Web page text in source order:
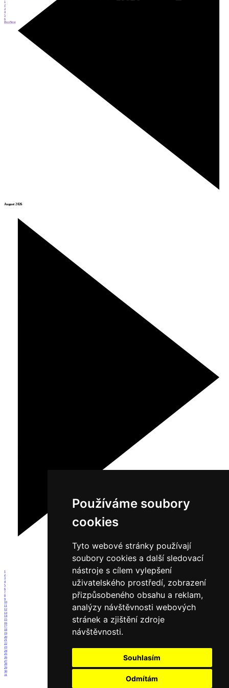
Používáme soubory
cookies
Tyto webové stránky používají
soubory cookies a další sledovací
nástroje s cílem vylepšení
uživatelského prostředí, zobrazení
přizpůsobeného obsahu a reklam,
analýzy návštěvnosti webových
stránek a zjištění zdroje
návštěvnosti.
Souhlasím
Odmítám
August 2026
1
2
3
4
5
6
7
8
9
10
11
12
13
14
15
16
17
18
19
20
21
22
23
24
25
26
27
28
29
30
31
1
2
3
4
5
6
PrevNext